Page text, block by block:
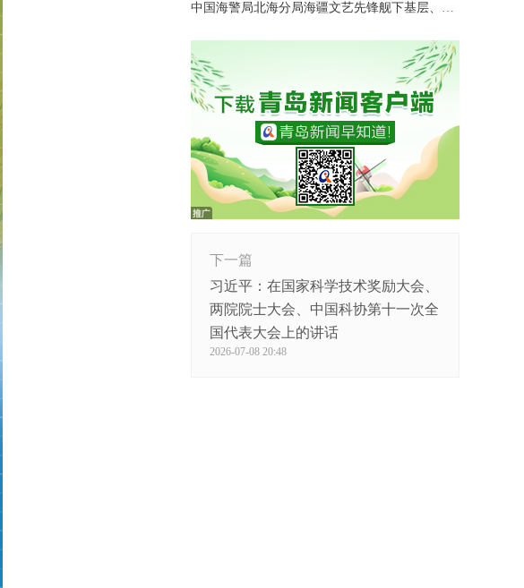
中国海警局北海分局海疆文艺先锋舰下基层、进码头、上海岛巡演
下一篇
习近平：在国家科学技术奖励大会、
两院院士大会、中国科协第十一次全
国代表大会上的讲话
2026-07-08 20:48